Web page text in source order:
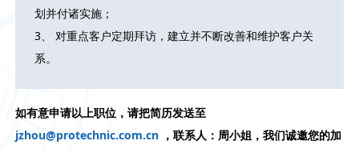
划并付诸实施；
3、 对重点客户定期拜访，建立并不断改善和维护客户关
系。
如有意申请以上职位，请把简历发送至
jzhou@protechnic.com.cn ，联系人：周小姐，我们诚邀您的加